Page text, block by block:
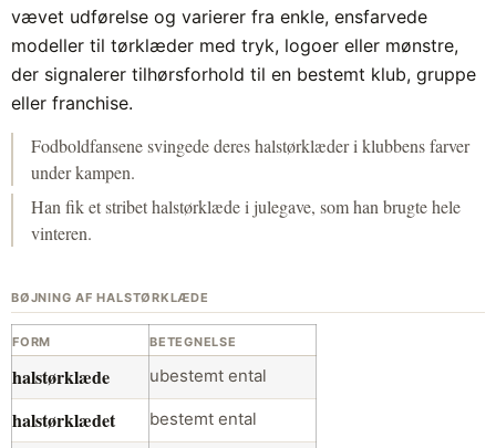
vævet udførelse og varierer fra enkle, ensfarvede
modeller til tørklæder med tryk, logoer eller mønstre,
der signalerer tilhørsforhold til en bestemt klub, gruppe
eller franchise.
Fodboldfansene svingede deres halstørklæder i klubbens farver
under kampen.
Han fik et stribet halstørklæde i julegave, som han brugte hele
vinteren.
BØJNING AF HALSTØRKLÆDE
FORM BETEGNELSE
halstørklæde ubestemt ental
halstørklædet bestemt ental